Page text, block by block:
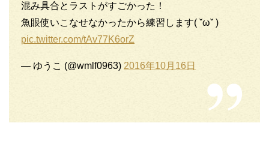
混み具合とラストがすごかった！
魚眼使いこなせなかったから練習します( ˇωˇ )
pic.twitter.com/tAv77K6orZ
— ゆうこ (@wmlf0963) 2016年10月16日